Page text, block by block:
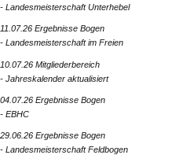
- Landesmeisterschaft Unterhebel
11.07.26 Ergebnisse Bogen
- Landesmeisterschaft im Freien
10.07.26 Mitgliederbereich
- Jahreskalender aktualisiert
04.07.26 Ergebnisse Bogen
- EBHC
29.06.26 Ergebnisse Bogen
- Landesmeisterschaft Feldbogen